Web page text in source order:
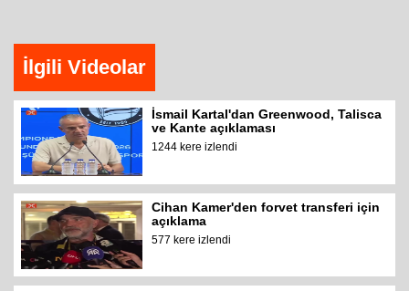
İlgili Videolar
İsmail Kartal'dan Greenwood, Talisca
ve Kante açıklaması
1244 kere izlendi
Cihan Kamer'den forvet transferi için
açıklama
577 kere izlendi